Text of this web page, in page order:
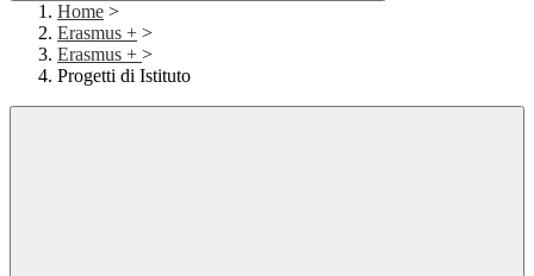
Home >
Erasmus + >
Erasmus + >
Progetti di Istituto